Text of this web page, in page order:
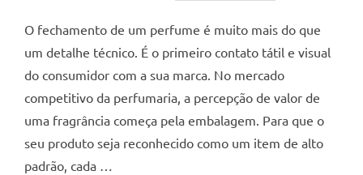
O fechamento de um perfume é muito mais do que
um detalhe técnico. É o primeiro contato tátil e visual
do consumidor com a sua marca. No mercado
competitivo da perfumaria, a percepção de valor de
uma fragrância começa pela embalagem. Para que o
seu produto seja reconhecido como um item de alto
padrão, cada …